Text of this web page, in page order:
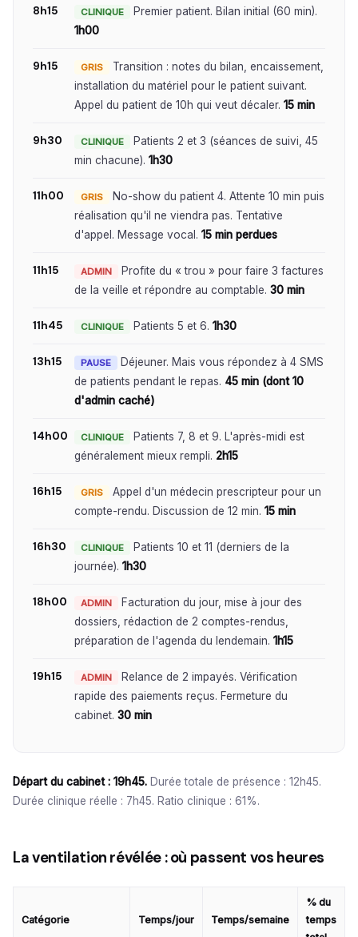
8h15 CLINIQUE
Premier patient. Bilan initial (60 min).
1h00
9h15 GRIS
Transition : notes du bilan, encaissement,
installation du matériel pour le patient suivant.
Appel du patient de 10h qui veut décaler. 15 min
9h30 CLINIQUE
Patients 2 et 3 (séances de suivi, 45
min chacune). 1h30
11h00 GRIS
No-show du patient 4. Attente 10 min puis
réalisation qu'il ne viendra pas. Tentative
d'appel. Message vocal. 15 min perdues
11h15 ADMIN
Profite du « trou » pour faire 3 factures
de la veille et répondre au comptable. 30 min
11h45 CLINIQUE Patients 5 et 6. 1h30
13h15 PAUSE
Déjeuner. Mais vous répondez à 4 SMS
de patients pendant le repas. 45 min (dont 10
d'admin caché)
14h00 CLINIQUE
Patients 7, 8 et 9. L'après-midi est
généralement mieux rempli. 2h15
16h15 GRIS
Appel d'un médecin prescripteur pour un
compte-rendu. Discussion de 12 min. 15 min
16h30 CLINIQUE
Patients 10 et 11 (derniers de la
journée). 1h30
18h00 ADMIN
Facturation du jour, mise à jour des
dossiers, rédaction de 2 comptes-rendus,
préparation de l'agenda du lendemain. 1h15
19h15 ADMIN
Relance de 2 impayés. Vérification
rapide des paiements reçus. Fermeture du
cabinet. 30 min
Départ du cabinet : 19h45. Durée totale de présence : 12h45.
Durée clinique réelle : 7h45. Ratio clinique : 61%.
La ventilation révélée : où passent vos heures
Catégorie Temps/jour Temps/semaine
% du
temps